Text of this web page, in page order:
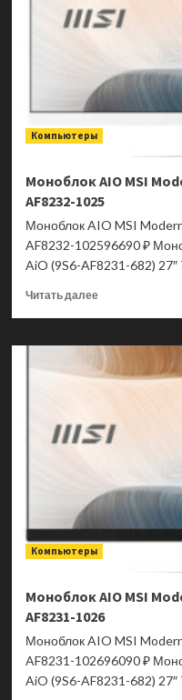
63A4MAT1EU
Компьютеры
Моноблок AIO MSI
AF8232-1025
Моноблок AIO MSI
AF8232-102596690 ₽
AiO (9S6-AF8231-682)
Читать далееПрочитать
Моноблок
AIO
MSI
1M-
678XRU
AF8232-
1025
Компьютеры
Моноблок AIO MSI
AF8231-1026
Моноблок AIO MSI
AF8231-102696090 ₽
AiO (9S6-AF8231-682)